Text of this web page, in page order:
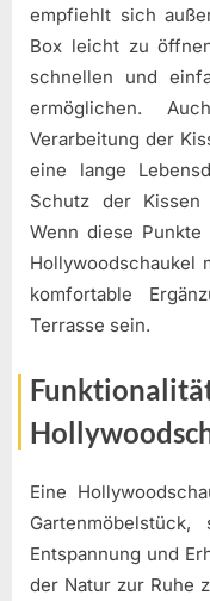
empfiehlt sich
Box leicht zu
schnellen und
ermöglichen.
Verarbeitung der
eine lange
Schutz der Kissen
Wenn diese
Hollywoodschaukel
komfortable
Terrasse sein.
Eine
Entspannung und
der Natur zur Ruhe